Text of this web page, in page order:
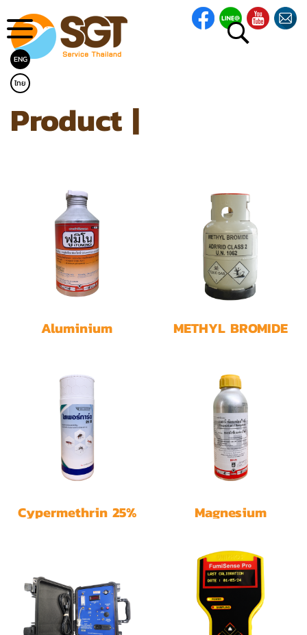
ENG
ไทย
Product |
Aluminium
METHYL BROMIDE
Cypermethrin 25%
Magnesium